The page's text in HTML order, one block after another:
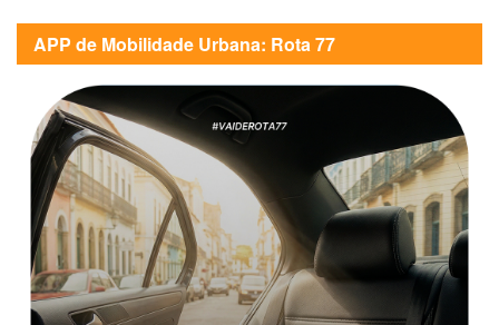
APP de Mobilidade Urbana: Rota 77